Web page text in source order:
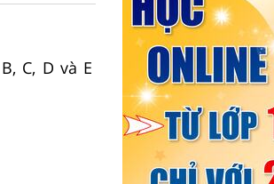
C, D và E